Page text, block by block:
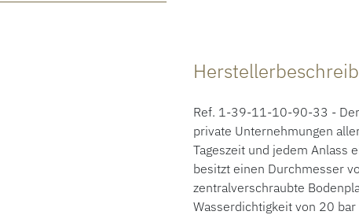
Ref. 1-39-11-10-90-33 -
private Unternehmungen
Tageszeit und jedem Anlass
besitzt einen Durchmesser
zentralverschraubte
Wasserdichtigkeit von 20